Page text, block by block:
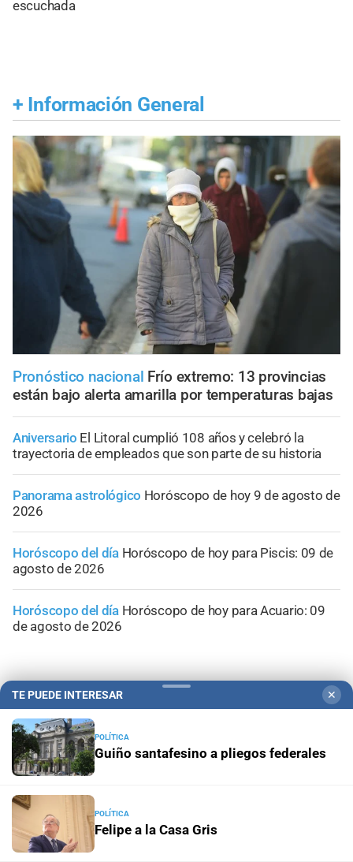
escuchada
+ Información General
Pronóstico nacional Frío extremo: 13 provincias
están bajo alerta amarilla por temperaturas bajas
Aniversario El Litoral cumplió 108 años y celebró la
trayectoria de empleados que son parte de su historia
Panorama astrológico Horóscopo de hoy 9 de agosto de
2026
Horóscopo del día Horóscopo de hoy para Piscis: 09 de
agosto de 2026
Horóscopo del día Horóscopo de hoy para Acuario: 09
de agosto de 2026
Campolitoral
TE PUEDE INTERESAR ✕
POLÍTICA
Guiño santafesino a pliegos federales
POLÍTICA
Felipe a la Casa Gris